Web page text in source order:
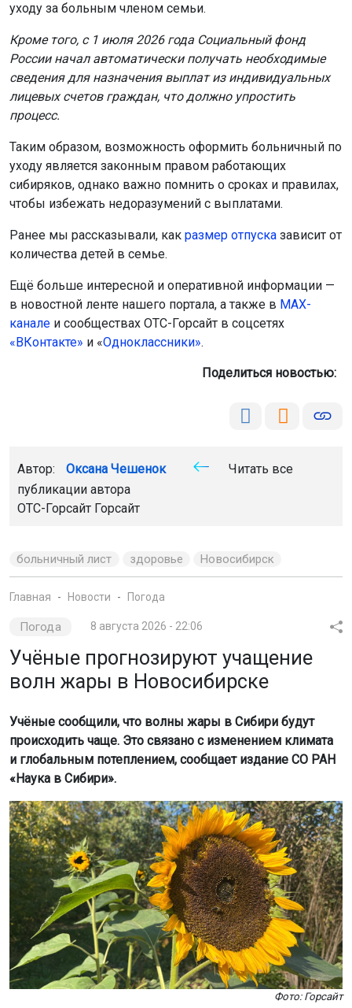
уходу за больным членом семьи.
Кроме того, с 1 июля 2026 года Социальный фонд
России начал автоматически получать необходимые
сведения для назначения выплат из индивидуальных
лицевых счетов граждан, что должно упростить
процесс.
Таким образом, возможность оформить больничный по
уходу является законным правом работающих
сибиряков, однако важно помнить о сроках и правилах,
чтобы избежать недоразумений с выплатами.
Ранее мы рассказывали, как размер отпуска зависит от
количества детей в семье.
Ещё больше интересной и оперативной информации —
в новостной ленте нашего портала, а также в МАХ-
канале и сообществах ОТС-Горсайт в соцсетях
«ВКонтакте» и «Одноклассники».
Поделиться новостью:
Автор: Оксана Чешенок
Читать все
публикации автора
ОТС-Горсайт Горсайт
больничный лист здоровье Новосибирск
Главная Новости Погода
Погода 8 августа 2026 - 22:06
Учёные прогнозируют учащение
волн жары в Новосибирске
Учёные сообщили, что волны жары в Сибири будут
происходить чаще. Это связано с изменением климата
и глобальным потеплением, сообщает издание СО РАН
«Наука в Сибири».
Фото: Горсайт